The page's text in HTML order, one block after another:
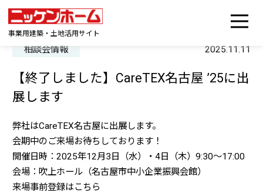
事業用建築・土地活用サイト
相談会情報 2025.11.11
【終了しました】CareTEX名古屋 ’25に出
展します
弊社はCareTEX名古屋に出展します。
会期中のご来場お待ちしております！
開催日時：2025年12月3日（水）・4日（木）9:30〜17:00
会場：吹上ホール（名古屋市中小企業振興会館）
来場事前登録はこちら